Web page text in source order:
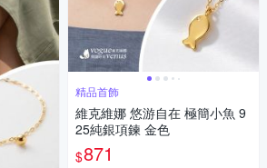
精品首飾
維克維娜 悠游自在 極簡小魚 9
25純銀項鍊 金色
$871